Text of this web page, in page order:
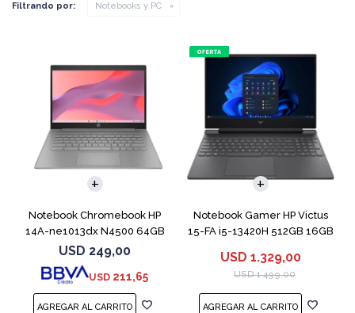
Filtrando por: Notebooks y PC
Notebook Chromebook HP
14A-ne1013dx N4500 64GB
4GB 14" Grey
USD 249,00
USD 211,65
Notebook Gamer HP Victus
15-FA i5-13420H 512GB 16GB
USD 1.329,00
USD 1.499,00
COMPARAR